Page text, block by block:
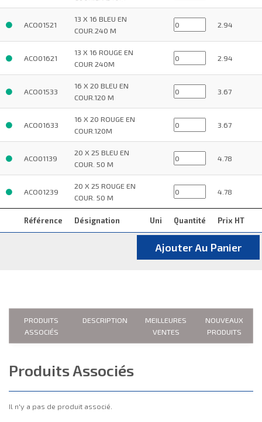
Référence Désignation Uni Quantité Prix HT
ACO01521
13 X 16 BLEU EN
COUR.240 M
2.94
ACO01621
13 X 16 ROUGE EN
COUR 240M
2.94
ACO01533
16 X 20 BLEU EN
COUR.120 M
3.67
ACO01633
16 X 20 ROUGE EN
COUR.120M
3.67
ACO01139
20 X 25 BLEU EN
COUR. 50 M
4.78
ACO01239
20 X 25 ROUGE EN
COUR. 50 M
4.78
Ajouter Au Panier
PRODUITS
ASSOCIÉS
DESCRIPTION
MEILLEURES
VENTES
NOUVEAUX
PRODUITS
Produits Associés
Il n'y a pas de produit associé.